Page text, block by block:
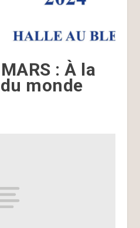
: À la
monde